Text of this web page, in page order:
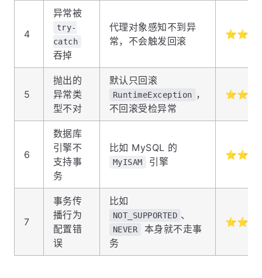
4
异常被
try-
catch
吞掉
代理对象感知不到异
常，不会触发回滚
5
抛出的
异常类
型不对
默认只回滚
RuntimeException ，
不回滚受检异常
6
数据库
引擎不
支持事
务
比如 MySQL 的
MyISAM 引擎
⭐⭐⭐
7
事务传
播行为
配置错
误
比如
NOT_SUPPORTED 、
NEVER
本身就不走事
务
⭐⭐⭐